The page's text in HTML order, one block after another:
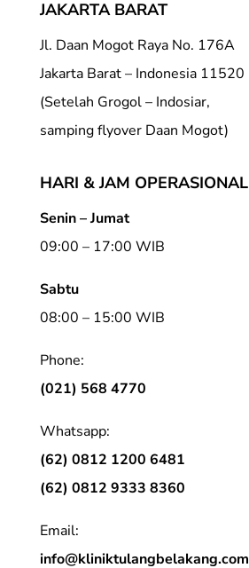
JAKARTA BARAT
Jl. Daan Mogot Raya No. 176A
Jakarta Barat – Indonesia 11520
(Setelah Grogol – Indosiar,
samping flyover Daan Mogot)
HARI & JAM OPERASIONAL
Senin – Jumat
09:00 – 17:00 WIB
Sabtu
08:00 – 15:00 WIB
Phone:
(021) 568 4770
Whatsapp:
(62) 0812 1200 6481
(62) 0812 9333 8360
Email:
info@kliniktulangbelakang.com